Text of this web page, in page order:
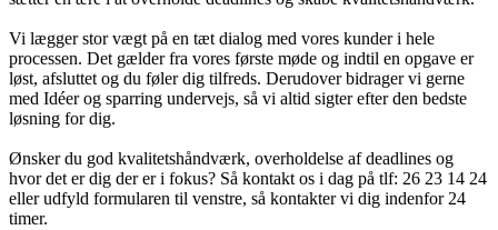
Vi lægger stor vægt på en tæt dialog med vores kunder i hele
processen. Det gælder fra vores første møde og indtil en opgave er
løst, afsluttet og du føler dig tilfreds. Derudover bidrager vi gerne
med Idéer og sparring undervejs, så vi altid sigter efter den bedste
løsning for dig.
Ønsker du god kvalitetshåndværk, overholdelse af deadlines og
hvor det er dig der er i fokus? Så kontakt os i dag på tlf: 26 23 14 24
eller udfyld formularen til venstre, så kontakter vi dig indenfor 24
timer.